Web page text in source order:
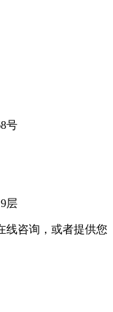
号
层
线咨询，或者提供您